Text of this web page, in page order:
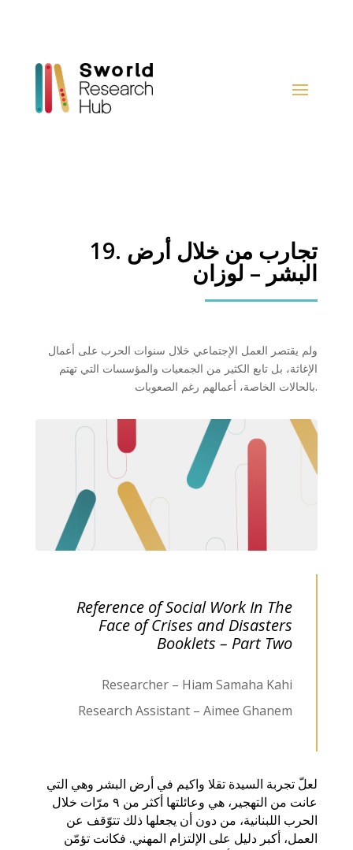
19. تجارب من خلال أرض
البشر – لوزان
ولم يقتصر العمل الإجتماعي خلال سنوات الحرب على أعمال
الإغاثة، بل تابع الكثير من الجمعيات والمؤسسات التي تهتم
بالحالات الخاصة، أعمالهم رغم الصعوبات.
Reference of Social Work In The
Face of Crises and Disasters
Booklets – Part Two
Researcher – Hiam Samaha Kahi
Research Assistant – Aimee Ghanem
لعلّ تجربة السيدة تقلا واكيم في أرض البشر وهي التي
عانت من التهجير، هي وعائلتها أكثر من ۹ مرّات خلال
الحرب اللبنانية، من دون أن يجعلها ذلك تتوّقف عن
العمل، أكبر دليل على الإلتزام المهني. فكانت تؤمّن